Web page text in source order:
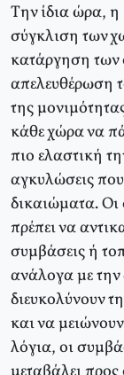
Tην ίδια ώρα, η
σύγκλιση των
κατάργηση των
απελευθέρωση
της
κάθε χώρα να
πιο ελαστική
αγκυλώσεις
δικαιώματα.
πρέπει να
συμβάσεις ή
ανάλογα με την
διευκολύνουν
και να
λόγια, οι